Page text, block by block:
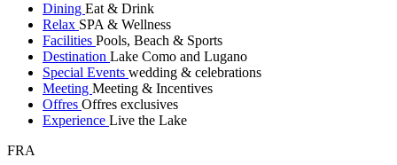
Dining Eat & Drink
Relax SPA & Wellness
Facilities Pools, Beach & Sports
Destination Lake Como and Lugano
Special Events wedding & celebrations
Meeting Meeting & Incentives
Offres Offres exclusives
Experience Live the Lake
FRA